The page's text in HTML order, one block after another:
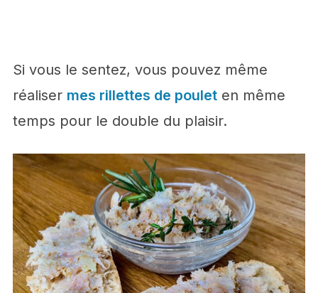
Si vous le sentez, vous pouvez même
réaliser mes rillettes de pouleten même
temps pour le double du plaisir.